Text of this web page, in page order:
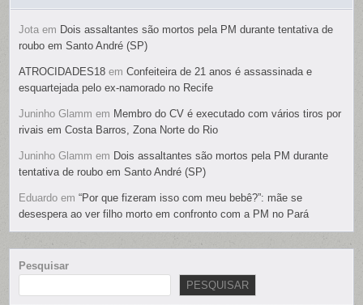
Jota em Dois assaltantes são mortos pela PM durante tentativa de
roubo em Santo André (SP)
ATROCIDADES18 emConfeiteira de 21 anos é assassinada e
esquartejada pelo ex-namorado no Recife
Juninho Glamm em Membro do CV é executado com vários tiros por
rivais em Costa Barros, Zona Norte do Rio
Juninho Glamm em Dois assaltantes são mortos pela PM durante
tentativa de roubo em Santo André (SP)
Eduardo em“Por que fizeram isso com meu bebê?”: mãe se
desespera ao ver filho morto em confronto com a PM no Pará
Pesquisar
PESQUISAR